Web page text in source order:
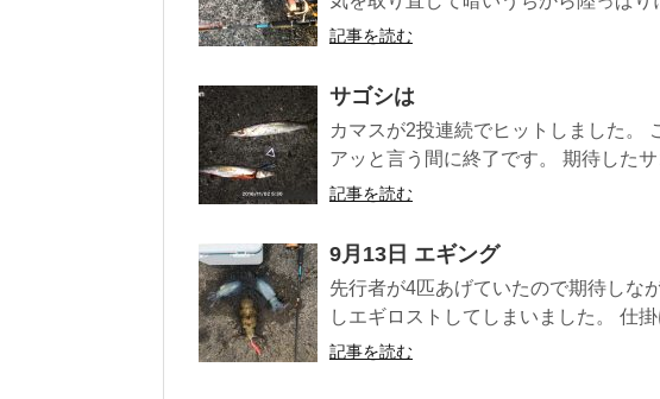
記事を読む
サゴシは
カマスが2投連続でヒットしました。
アッと言う間に終了です。 期待した
記事を読む
9月13日 エギング
先行者が4匹あげていたので期待しな
しエギロストしてしまいました。 仕
記事を読む